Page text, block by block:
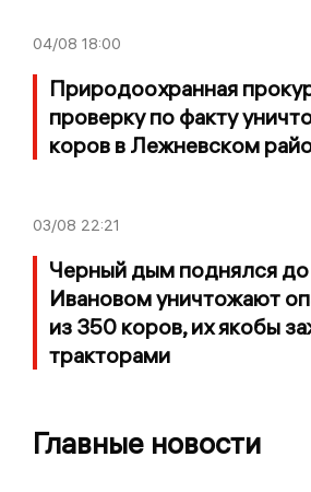
04/08 18:00
Природоохранная
проверку по факту
коров в Лежневском
03/08 22:21
Черный дым поднялся
Ивановом уничтожают
из 350 коров, их якобы
тракторами
Главные новости